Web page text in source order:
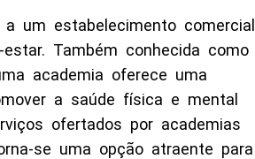
um estabelecimento comercial
Também conhecida como
academia oferece uma
a saúde física e mental
ofertados por academias
se uma opção atraente para